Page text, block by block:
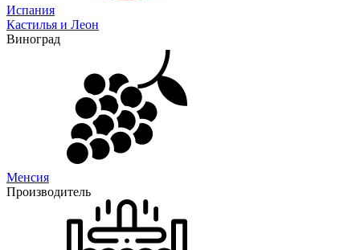
Испания
Кастилья и Леон
Виноград
Менсия
Производитель